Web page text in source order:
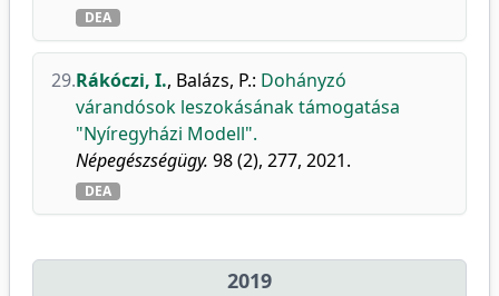
DEA
29.Rákóczi, I., Balázs, P.: Dohányzó
várandósok leszokásának támogatása
"Nyíregyházi Modell".
Népegészségügy. 98 (2), 277, 2021.
DEA
2019